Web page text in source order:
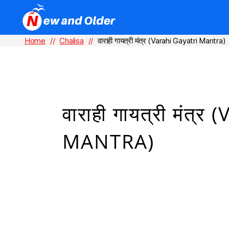
Home // Chalisa // वाराही गायत्री मंत्र (Varahi Gayatri Mantra)
वाराही गायत्री
MANTRA)